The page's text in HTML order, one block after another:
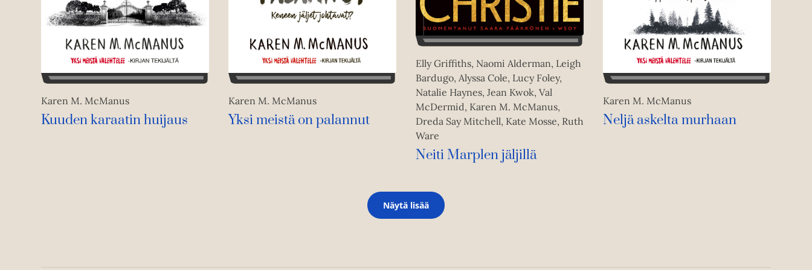
Karen M. McManus
Kuuden karaatin huijaus
Karen M. McManus
Yksi meistä on palannut
Elly Griffiths, Naomi Alderman, Leigh
Bardugo, Alyssa Cole, Lucy Foley,
Natalie Haynes, Jean Kwok, Val
McDermid, Karen M. McManus,
Dreda Say Mitchell, Kate Mosse, Ruth
Ware
Neiti Marplen jäljillä
Karen M. McManus
Neljä askelta murhaan
Näytä lisää